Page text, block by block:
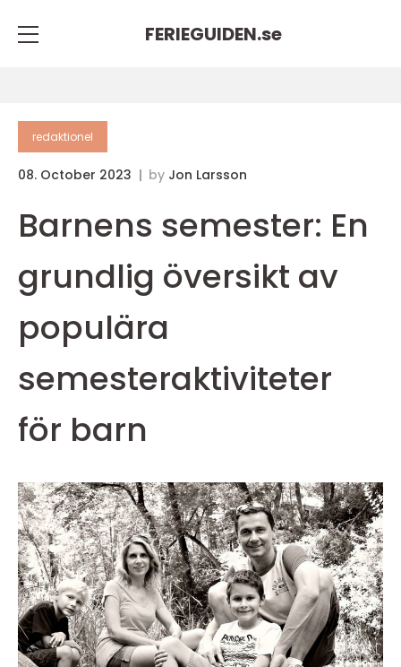
FERIEGUIDEN.se
redaktionel
08. October 2023 by Jon Larsson
Barnens semester: En
grundlig översikt av
populära
semesteraktiviteter
för barn